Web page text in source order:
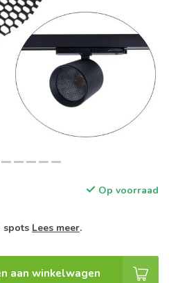
Op voorraad
spots Lees meer.
aan winkelwagen